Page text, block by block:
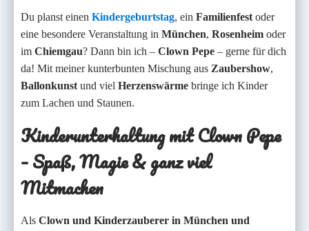
Du planst einen Kindergeburtstag, ein Familienfest oder
eine besondere Veranstaltung in München, Rosenheim oder
im Chiemgau? Dann bin ich – Clown Pepe – gerne für dich
da! Mit meiner kunterbunten Mischung aus Zaubershow,
Ballonkunst und viel Herzenswärme bringe ich Kinder
zum Lachen und Staunen.
Kinderunterhaltung mit Clown Pepe
– Spaß, Magie & ganz viel
Mitmachen
Als Clown und Kinderzauberer in München und